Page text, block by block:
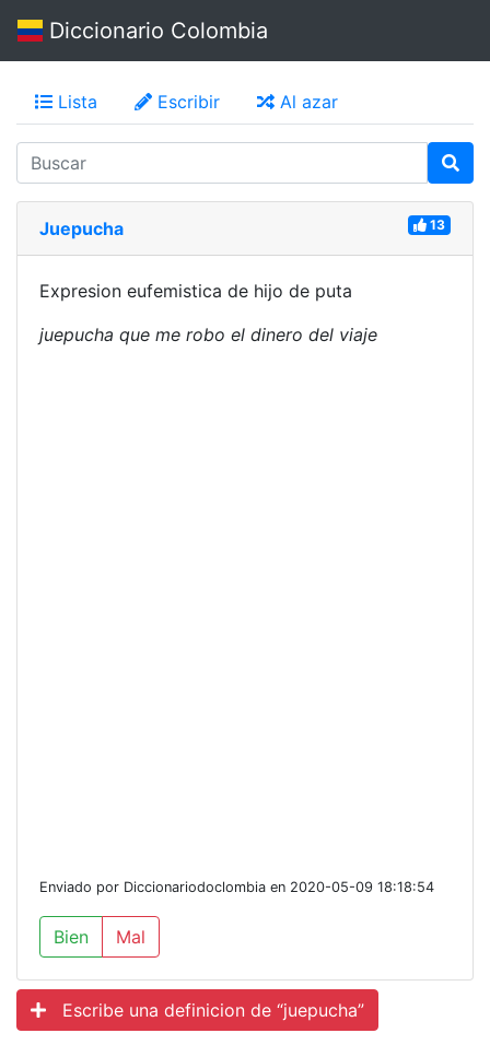
Diccionario Colombia
Lista Escribir Al azar
Juepucha 13
Expresion eufemistica de hijo de puta
juepucha que me robo el dinero del viaje
Enviado por Diccionariodoclombia en 2020-05-09 18:18:54
Bien Mal
Escribe una definicion de “juepucha”